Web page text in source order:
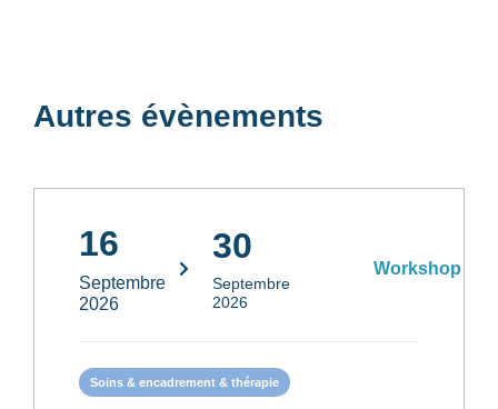
Autres évènements
16
Septembre
2026
30
Septembre
2026
Workshop
Soins & encadrement & thérapie